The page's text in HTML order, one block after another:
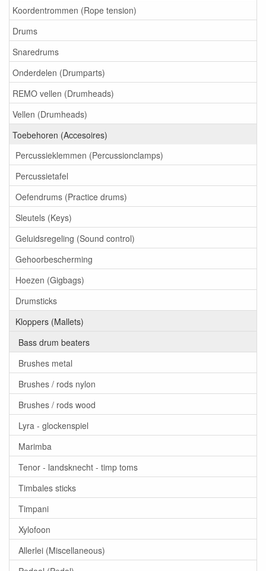
Koordentrommen (Rope tension)
Drums
Snaredrums
Onderdelen (Drumparts)
REMO vellen (Drumheads)
Vellen (Drumheads)
Toebehoren (Accesoires)
Percussieklemmen (Percussionclamps)
Percussietafel
Oefendrums (Practice drums)
Sleutels (Keys)
Geluidsregeling (Sound control)
Gehoorbescherming
Hoezen (Gigbags)
Drumsticks
Kloppers (Mallets)
Bass drum beaters
Brushes metal
Brushes / rods nylon
Brushes / rods wood
Lyra - glockenspiel
Marimba
Tenor - landsknecht - timp toms
Timbales sticks
Timpani
Xylofoon
Allerlei (Miscellaneous)